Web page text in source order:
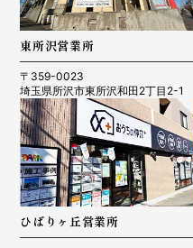
東所沢営業所
〒359-0023
埼玉県所沢市東所沢和田2丁目2-1
ひばりヶ丘営業所